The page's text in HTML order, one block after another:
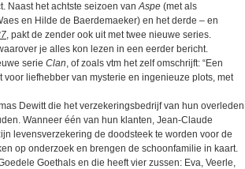
Naast het achtste seizoen vanAspe (met als
en Hilde de Baerdemaeker) en het derde – en
, pakt de zender ook uit met twee nieuwe series.
je alles kon lezen in een eerder bericht.
serie Clan, of zoals vtm het zelf omschrijft: “Een
liefhebber van mysterie en ingenieuze plots, met
Dewitt die het verzekeringsbedrijf van hun overleden
Wanneer één van hun klanten, Jean-Claude
levensverzekering de doodsteek te worden voor de
op onderzoek en brengen de schoonfamilie in kaart.
Goethals en die heeft vier zussen: Eva, Veerle,